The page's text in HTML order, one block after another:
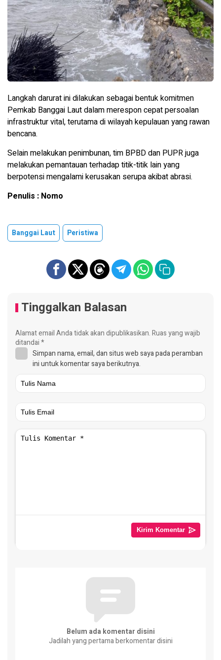
Langkah darurat ini dilakukan sebagai bentuk komitmen
Pemkab Banggai Laut dalam merespon cepat persoalan
infrastruktur vital, terutama di wilayah kepulauan yang rawan
bencana.
Selain melakukan penimbunan, tim BPBD dan PUPR juga
melakukan pemantauan terhadap titik-titik lain yang
berpotensi mengalami kerusakan serupa akibat abrasi.
Penulis : Nomo
Banggai Laut Peristiwa
Tinggalkan Balasan
Alamat email Anda tidak akan dipublikasikan.Ruas yang wajib
ditandai*
Simpan nama, email, dan situs web saya pada peramban
ini untuk komentar saya berikutnya.
Belum ada komentar disini
Jadilah yang pertama berkomentar disini